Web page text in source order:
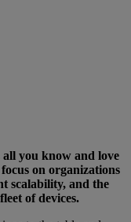
you know and love
on organizations
scalability, and the
of devices.